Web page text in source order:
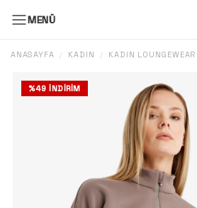
MENÜ
ANASAYFA / KADIN / KADIN LOUNGEWEAR
%49 İNDIRIM